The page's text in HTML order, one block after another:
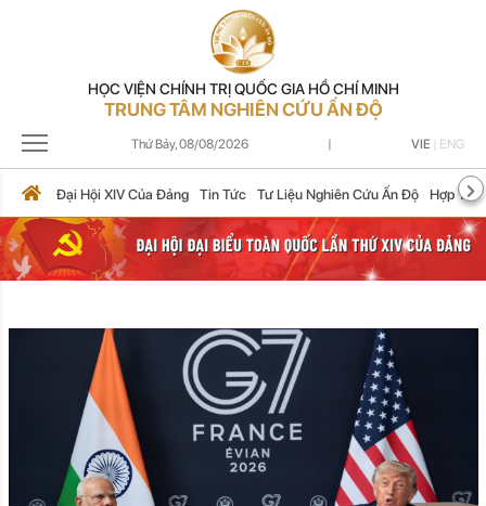
HỌC VIỆN CHÍNH TRỊ QUỐC GIA HỒ CHÍ MINH
TRUNG TÂM NGHIÊN CỨU ẤN ĐỘ
Thứ Bảy,08/08/2026 | VIE ENG
Đại Hội XIV Của Đảng Tin Tức Tư Liệu Nghiên Cứu Ấn Độ Hợp Tác